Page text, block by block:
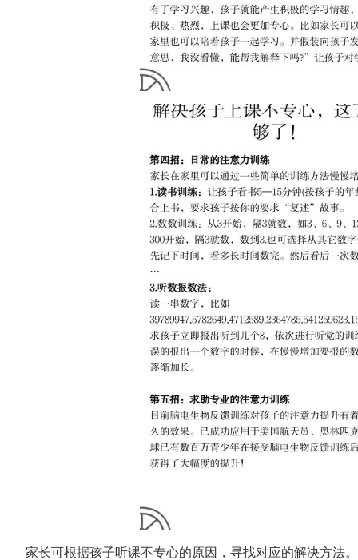
家长可根据孩子听课不专心的原因，寻找对应的解决方法。